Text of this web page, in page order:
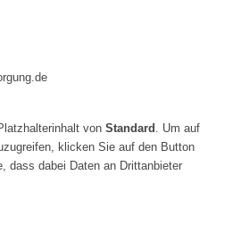
von Standard . Um auf
klicken Sie auf den Button
dass dabei Daten an Drittanbieter